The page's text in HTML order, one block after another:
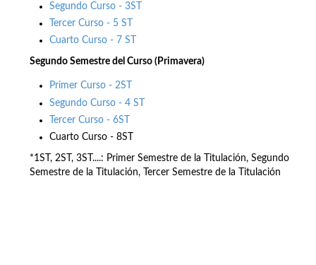
Segundo Curso - 3ST
Tercer Curso - 5 ST
Cuarto Curso - 7 ST
Segundo Semestre del Curso (Primavera)
Primer Curso - 2ST
Segundo Curso - 4 ST
Tercer Curso - 6ST
Cuarto Curso - 8ST
*1ST, 2ST, 3ST....: Primer Semestre de la Titulación, Segundo
Semestre de la Titulación, Tercer Semestre de la Titulación